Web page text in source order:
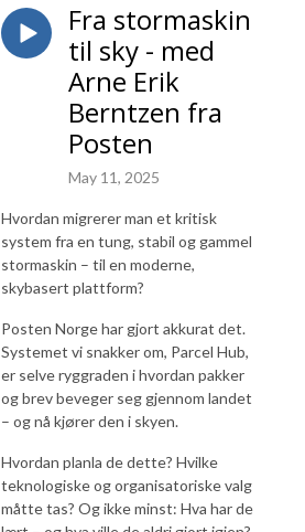
Fra stormaskin
til sky - med
Arne Erik
Berntzen fra
Posten
May 11, 2025
Hvordan migrerer man et kritisk
system fra en tung, stabil og gammel
stormaskin – til en moderne,
skybasert plattform?
Posten Norge har gjort akkurat det.
Systemet vi snakker om, Parcel Hub,
er selve ryggraden i hvordan pakker
og brev beveger seg gjennom landet
– og nå kjører den i skyen.
Hvordan planla de dette? Hvilke
teknologiske og organisatoriske valg
måtte tas? Og ikke minst: Hva har de